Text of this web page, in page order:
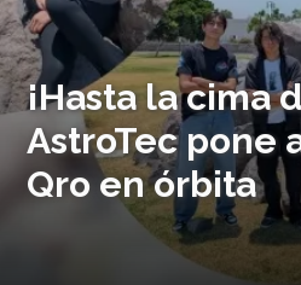
¡Hasta la cima
AstroTec pone
Qro en órbita